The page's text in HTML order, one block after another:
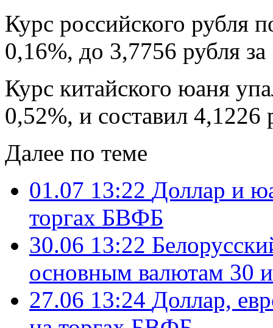
Курс российского рубля
0,16%, до 3,7756 рубля
Курс китайского юаня
0,52%, и составил 4,1226
Далее по теме
01.07 13:22 Доллар и
торгах БВФБ
30.06 13:22
основным валютам 30
27.06 13:24 Доллар,